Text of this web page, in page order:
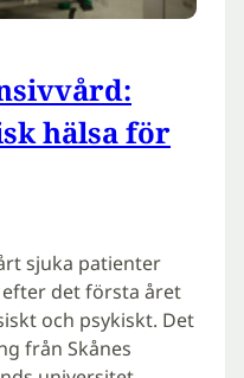
hälsa för
sjuka patienter
det första året
och psykiskt. Det
från Skånes